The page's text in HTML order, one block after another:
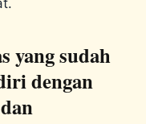
yang sudah
dengan